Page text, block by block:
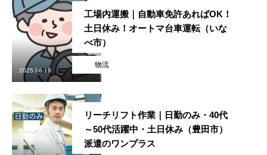
物流
工場内運搬｜自動車免許あればOK！
土日休み！オートマ台車運転（いな
べ市）
2025.06.19
リーチリフト作業｜日勤のみ・40代
～50代活躍中・土日休み（豊田市）
派遣のワンプラス